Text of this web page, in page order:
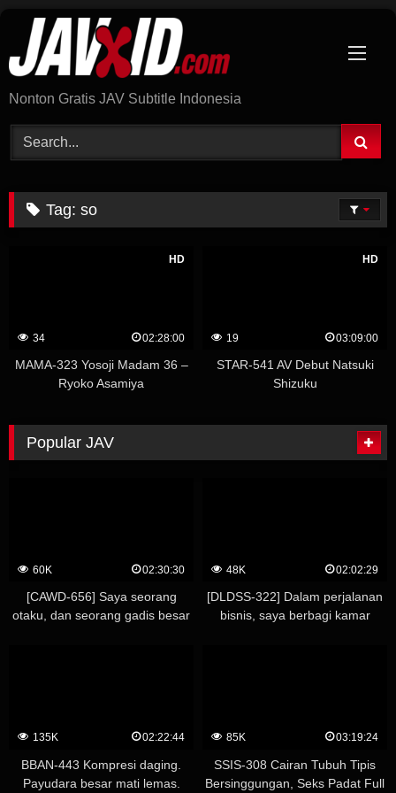
content
Nonton Gratis JAV Subtitle Indonesia
Tag:so
HD
34 02:28:00
MAMA-323 Yosoji Madam 36 –
Ryoko Asamiya
HD
19 03:09:00
STAR-541 AV Debut Natsuki
Shizuku
Popular JAV
60K 02:30:30
[CAWD-656] Saya seorang
otaku, dan seorang gadis besar
48K 02:02:29
[DLDSS-322] Dalam perjalanan
bisnis, saya berbagi kamar
135K 02:22:44
BBAN-443 Kompresi daging.
Payudara besar mati lemas.
85K 03:19:24
SSIS-308 Cairan Tubuh Tipis
Bersinggungan, Seks Padat Full